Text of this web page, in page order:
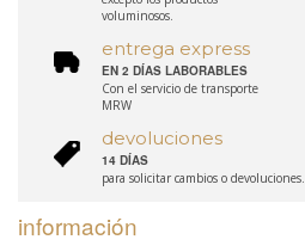
voluminosos.
entrega express
EN 2 DÍAS LABORABLES
Con el servicio de transporte
MRW
devoluciones
14 DÍAS
para solicitar cambios o devoluciones.
información